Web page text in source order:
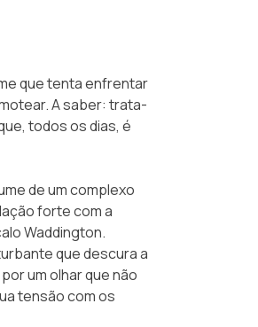
que tenta enfrentar
A saber: trata-
todos os dias, é
de um complexo
forte com a
Waddington.
que descura a
um olhar que não
tensão com os